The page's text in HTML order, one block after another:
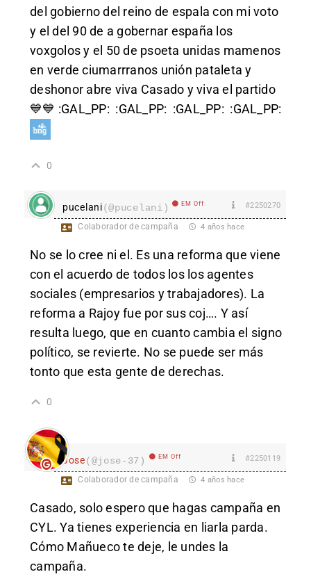
del gobierno del reino de espala con mi voto
y el del 90 de a gobernar españa los
voxgolos y el 50 de psoeta unidas mamenos
en verde ciumarrranos unión pataleta y
deshonor abre viva Casado y viva el partido
💙💙 :GAL_PP: :GAL_PP: :GAL_PP: :GAL_PP:
0
pucelani(@pucelani) EM Off #2250270
Colaborador de campaña 4 años hace
No se lo cree ni el. Es una reforma que viene
con el acuerdo de todos los los agentes
sociales (empresarios y trabajadores). La
reforma a Rajoy fue por sus coj…. Y así
resulta luego, que en cuanto cambia el signo
político, se revierte. No se puede ser más
tonto que esta gente de derechas.
0
Jose(@jose-37) EM Off #2250119
Colaborador de campaña 4 años hace
Casado, solo espero que hagas campaña en
CYL. Ya tienes experiencia en liarla parda.
Cómo Mañueco te deje, le undes la
campaña.